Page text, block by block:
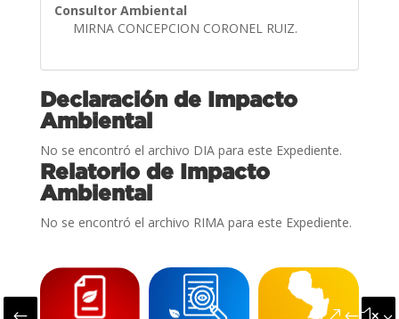
Consultor Ambiental
MIRNA CONCEPCION CORONEL RUIZ.
Declaración de Impacto
Ambiental
No se encontró el archivo DIA para este Expediente.
Relatorio de Impacto
Ambiental
No se encontró el archivo RIMA para este Expediente.